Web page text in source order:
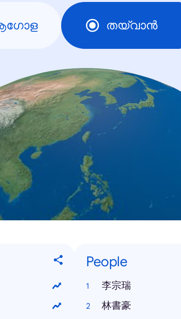
തയ്‌വാന്‍
People
李宗瑞
林書豪